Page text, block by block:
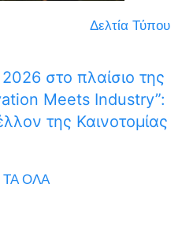
Δελτία Τύπου
στο πλαίσιο της
Meets Industry”:
της Καινοτομίας
ΤΑ ΟΛΑ